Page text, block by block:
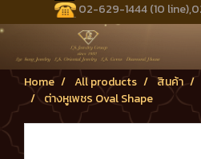
02-629-1444 (10
Home All products สินค้า
ต่างหูเพชร Oval Shape